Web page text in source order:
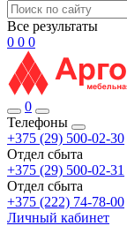
Все результаты
0 0 0
0
Телефоны
+375 (29) 500-02-30
Отдел сбыта
+375 (29) 500-02-31
Отдел сбыта
+375 (222) 74-78-00
Личный кабинет